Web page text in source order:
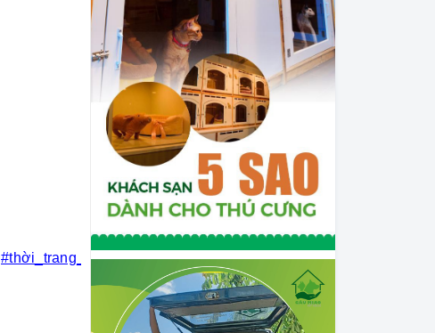
#thời_trang_thú_cưng #khách_sạn_thú_cưng